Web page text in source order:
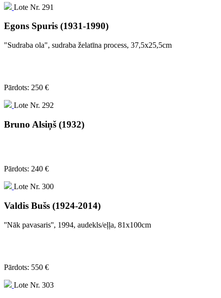
Lote Nr. 291
Egons Spuris (1931-1990)
"Sudraba ola", sudraba želatīna process, 37,5x25,5cm
Pārdots: 250 €
Lote Nr. 292
Bruno Alsiņš (1932)
Pārdots: 240 €
Lote Nr. 300
Valdis Bušs (1924-2014)
''Nāk pavasaris'', 1994, audekls/eļļa, 81x100cm
Pārdots: 550 €
Lote Nr. 303